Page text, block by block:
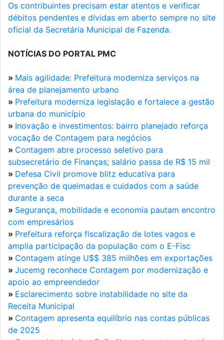
Os contribuintes precisam estar atentos e verificar
débitos pendentes e dívidas em aberto sempre no site
oficial da Secretária Municipal de Fazenda.
NOTÍCIAS DO PORTAL PMC
» Mais agilidade: Prefeitura moderniza serviços na
área de planejamento urbano
» Prefeitura moderniza legislação e fortalece a gestão
urbana do município
» Inovação e investimentos: bairro planejado reforça
vocação de Contagem para negócios
» Contagem abre processo seletivo para
subsecretário de Finanças; salário passa de R$ 15 mil
» Defesa Civil promove blitz educativa para
prevenção de queimadas e cuidados com a saúde
durante a seca
» Segurança, mobilidade e economia pautam encontro
com empresários
» Prefeitura reforça fiscalização de lotes vagos e
amplia participação da população com o E-Fisc
» Contagem atinge U$$ 385 milhões em exportações
» Jucemg reconhece Contagem por modernização e
apoio ao empreendedor
» Esclarecimento sobre instabilidade no site da
Receita Municipal
» Contagem apresenta equilíbrio nas contas públicas
de 2025